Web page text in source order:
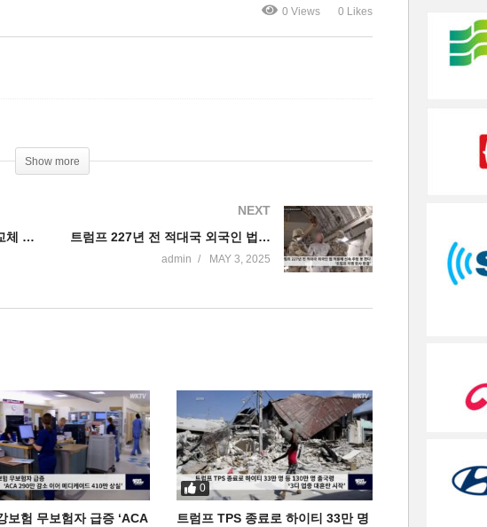
0 Views 0 Likes
Show more
트럼프 국가안보보좌관 전격 교체 ‘월츠 유엔대사로 보내고 루비오 국무 겸임’
NEXT
트럼프 227년 전 적대국 외국인 법 적용해 신속 추방 못 한다 ‘트럼프 지명 판사 판결’
admin MAY 3, 2025
보험 무보험자 급증 ‘ACA
0
트럼프 TPS 종료로 하이티 33만 명